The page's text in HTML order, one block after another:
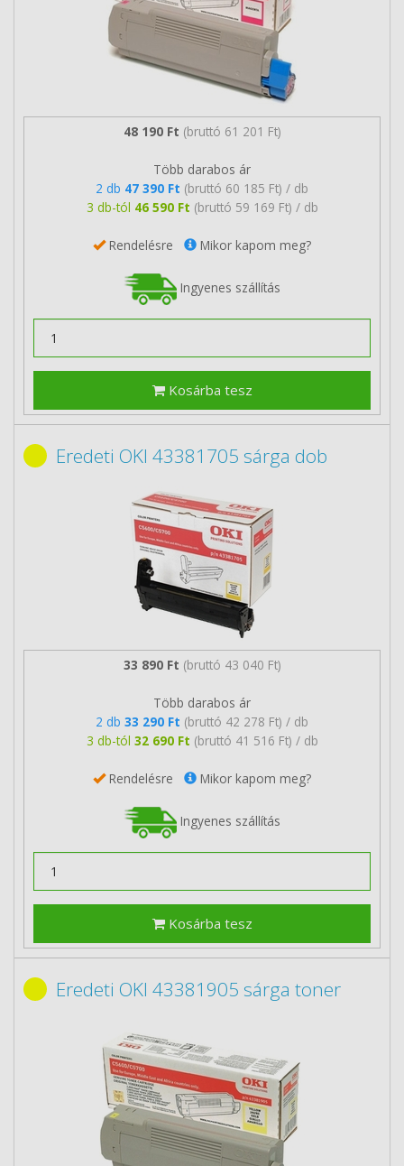
48 190 Ft (bruttó 61 201 Ft)
Több darabos ár
2 db 47 390 Ft (bruttó 60 185 Ft) / db
3 db-tól 46 590 Ft (bruttó 59 169 Ft) / db
Rendelésre Mikor kapom meg?
Ingyenes szállítás
Kosárba tesz
Eredeti OKI 43381705 sárga dob
33 890 Ft (bruttó 43 040 Ft)
Több darabos ár
2 db 33 290 Ft (bruttó 42 278 Ft) / db
3 db-tól 32 690 Ft (bruttó 41 516 Ft) / db
Rendelésre Mikor kapom meg?
Ingyenes szállítás
Kosárba tesz
Eredeti OKI 43381905 sárga toner